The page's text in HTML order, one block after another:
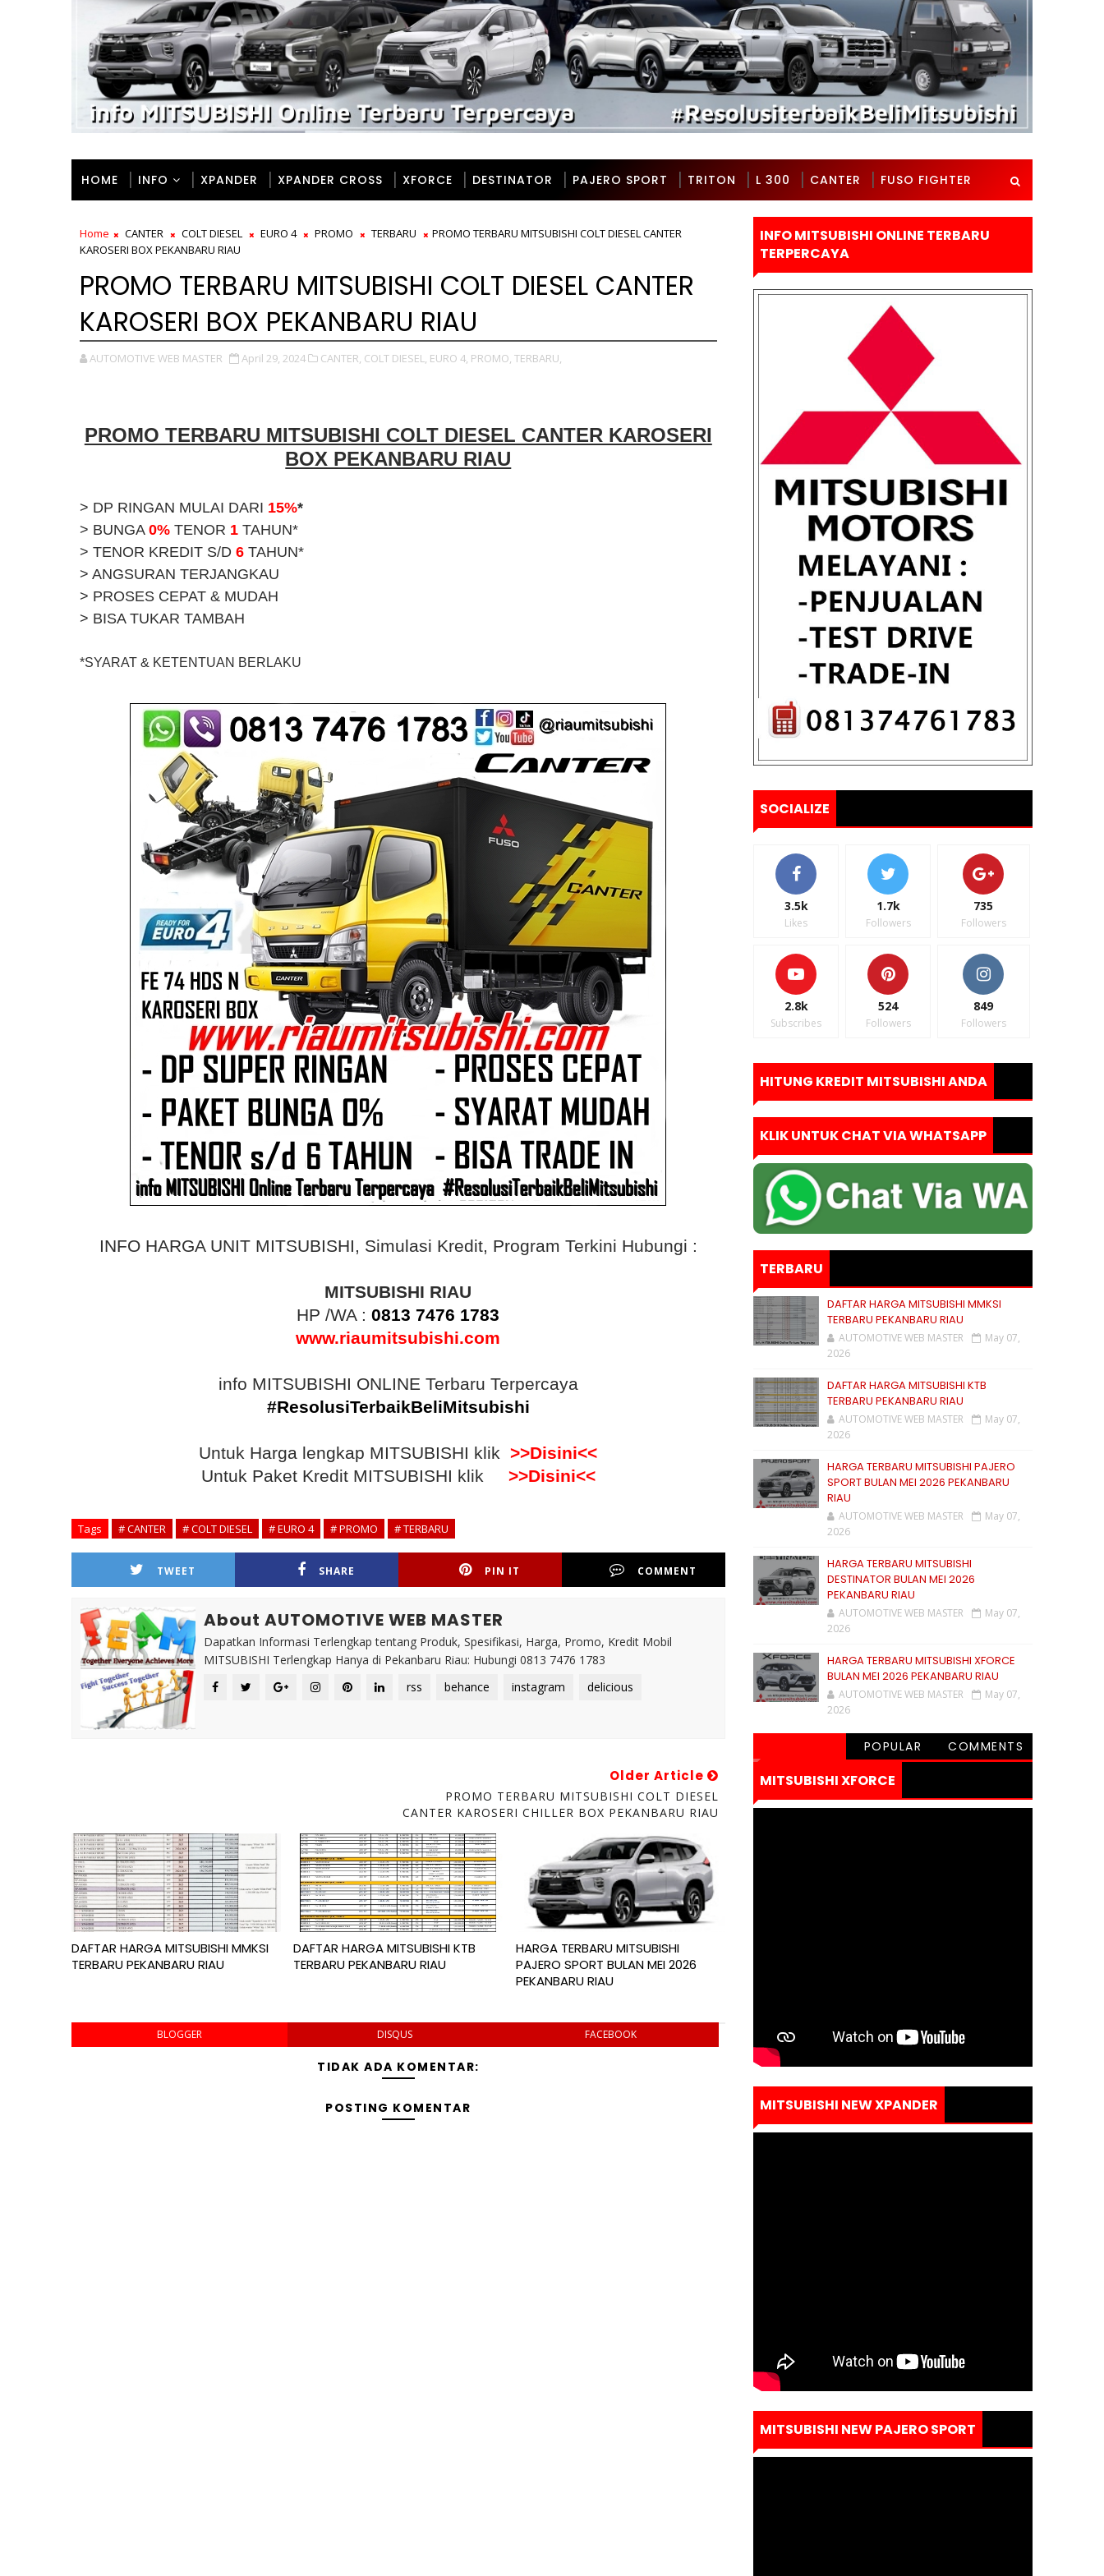
HOME INFO XPANDER XPANDER CROSS XFORCE DESTINATOR PAJERO SPORT TRITON L 300 CANTER FUSO FIGHTER
Home CANTER COLT DIESEL EURO 4 PROMO TERBARU
PROMO TERBARU MITSUBISHI COLT DIESEL CANTER
KAROSERI BOX PEKANBARU RIAU
PROMO TERBARU MITSUBISHI COLT DIESEL CANTER
KAROSERI BOX PEKANBARU RIAU
AUTOMOTIVE WEB MASTER April 29, 2024 CANTER, COLT DIESEL, EURO 4, PROMO, TERBARU,
PROMO TERBARU MITSUBISHI COLT DIESEL CANTER KAROSERI
BOX PEKANBARU RIAU
> DP RINGAN MULAI DARI 15%*
> BUNGA 0% TENOR 1 TAHUN*
> TENOR KREDIT S/D 6 TAHUN*
> ANGSURAN TERJANGKAU
> PROSES CEPAT & MUDAH
> BISA TUKAR TAMBAH
*SYARAT & KETENTUAN BERLAKU
INFO HARGA UNIT MITSUBISHI, Simulasi Kredit, Program Terkini Hubungi :
MITSUBISHI RIAU
HP /WA :0813 7476 1783
www.riaumitsubishi.com
info MITSUBISHI ONLINE Terbaru Terpercaya
#ResolusiTerbaikBeliMitsubishi
Untuk Harga lengkap MITSUBISHI klik>>Disini<<
Untuk Paket Kredit MITSUBISHI klik >>Disini<<
Tags # CANTER # COLT DIESEL # EURO 4 # PROMO # TERBARU
TWEET SHARE PIN IT COMMENT
About AUTOMOTIVE WEB MASTER
Dapatkan Informasi Terlengkap tentang Produk, Spesifikasi, Harga, Promo, Kredit Mobil
MITSUBISHI Terlengkap Hanya di Pekanbaru Riau: Hubungi 0813 7476 1783
rss
behance instagram delicious
Older Article
PROMO TERBARU MITSUBISHI COLT DIESEL
CANTER KAROSERI CHILLER BOX PEKANBARU RIAU
DAFTAR HARGA MITSUBISHI MMKSI
TERBARU PEKANBARU RIAU
DAFTAR HARGA MITSUBISHI KTB
TERBARU PEKANBARU RIAU
HARGA TERBARU MITSUBISHI
PAJERO SPORT BULAN MEI 2026
PEKANBARU RIAU
BLOGGER DISQUS FACEBOOK
TIDAK ADA KOMENTAR:
POSTING KOMENTAR
INFO MITSUBISHI ONLINE TERBARU
TERPERCAYA
SOCIALIZE
3.5k
Likes
1.7k
Followers
735
Followers
2.8k
Subscribes
524
Followers
849
Followers
HITUNG KREDIT MITSUBISHI ANDA
KLIK UNTUK CHAT VIA WHATSAPP
TERBARU
DAFTAR HARGA MITSUBISHI MMKSI
TERBARU PEKANBARU RIAU
AUTOMOTIVE WEB MASTER
May 07,
2026
DAFTAR HARGA MITSUBISHI KTB
TERBARU PEKANBARU RIAU
AUTOMOTIVE WEB MASTER
May 07,
2026
HARGA TERBARU MITSUBISHI PAJERO
SPORT BULAN MEI 2026 PEKANBARU
RIAU
AUTOMOTIVE WEB MASTER
May 07,
2026
HARGA TERBARU MITSUBISHI
DESTINATOR BULAN MEI 2026
PEKANBARU RIAU
AUTOMOTIVE WEB MASTER
May 07,
2026
HARGA TERBARU MITSUBISHI XFORCE
BULAN MEI 2026 PEKANBARU RIAU
AUTOMOTIVE WEB MASTER
May 07,
2026
POPULAR COMMENTS
MITSUBISHI XFORCE
MITSUBISHI NEW XPANDER
MITSUBISHI NEW PAJERO SPORT